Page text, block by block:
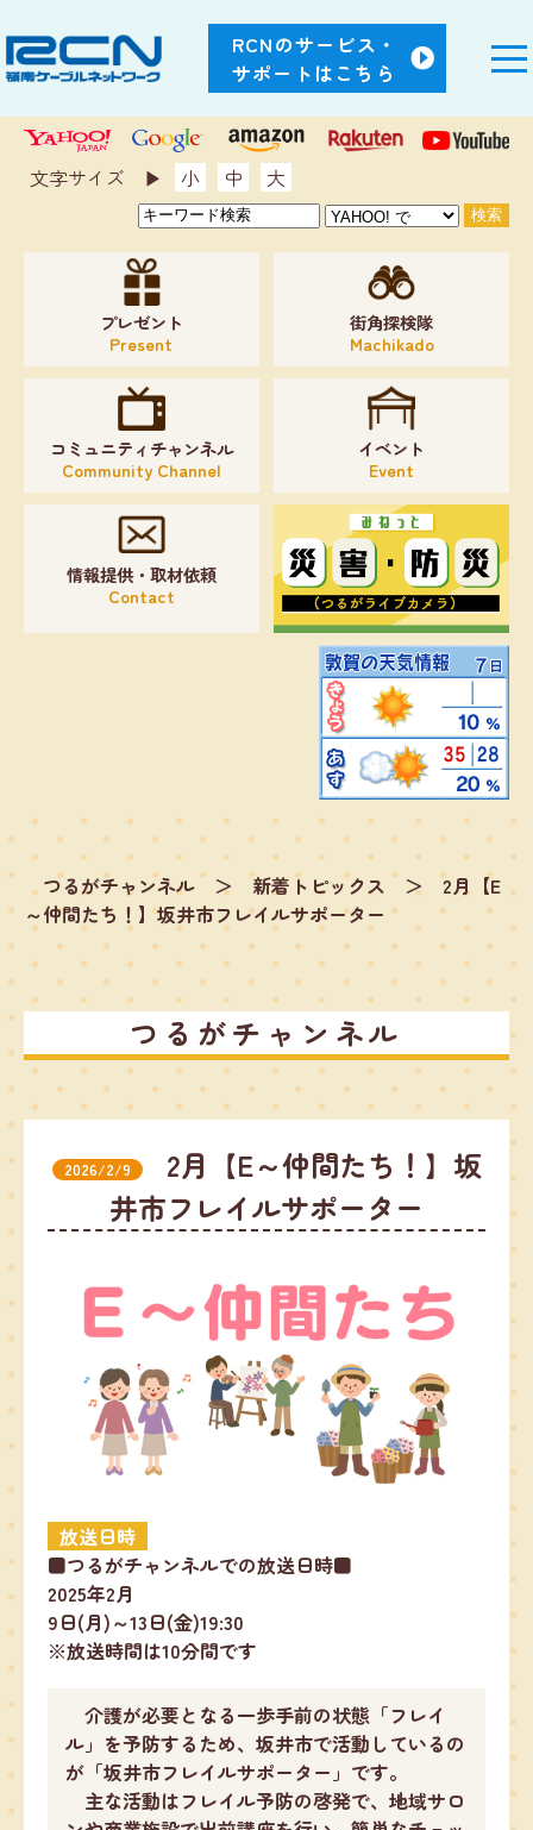
RCNのサービス・
サポートはこちら
文字サイズ ▶︎ 小 中 大
プレゼント
Present
街角探検隊
Machikado
コミュニティチャンネル
Community Channel
イベント
Event
情報提供・取材依頼
Contact
つるがチャンネル ＞ 新着トピックス ＞
2月【E
～仲間たち！】坂井市フレイルサポーター
つるがチャンネル
2026/2/9
2月【E～仲間たち！】坂
井市フレイルサポーター
放送日時
■つるがチャンネルでの放送日時■
2025年2月
9日(月)～13日(金)19:30
※放送時間は10分間です
介護が必要となる一歩手前の状態「フレイ
ル」を予防するため、坂井市で活動しているの
が「坂井市フレイルサポーター」です。
主な活動はフレイル予防の啓発で、地域サロ